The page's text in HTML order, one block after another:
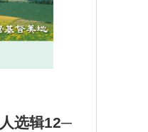
选辑12─